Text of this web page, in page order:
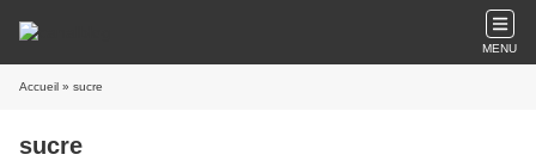
MENU
Accueil » sucre
sucre